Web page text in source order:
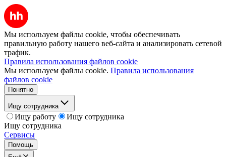
Мы используем файлы cookie, чтобы обеспечивать
правильную работу нашего веб-сайта и анализировать сетевой
трафик.
Правила использования файлов cookie
Мы используем файлы cookie. Правила использования
файлов cookie
Понятно
Ищу сотрудника
Ищу работу
Ищу сотрудника
Ищу сотрудника
Сервисы
Помощь